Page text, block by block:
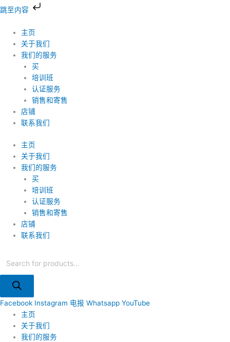
跳至内容
跳
主页
关于我们
我们的服务
买
培训班
认证服务
销售和寄售
店铺
联系我们
主页
关于我们
我们的服务
买
培训班
认证服务
销售和寄售
店铺
联系我们
search
Facebook Instagram 电报 Whatsapp YouTube
主页
关于我们
我们的服务
GALLOP
BACKPACK